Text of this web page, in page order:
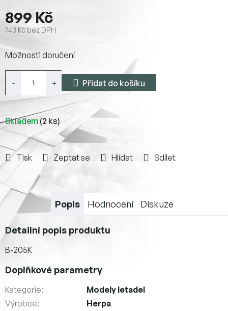
899 Kč
743 Kč bez DPH
Měrná
cena:
Skladem(2 ks)
Možnosti doručení
Přidat do košíku
Tisk Zeptat se Hlídat Sdílet
Popis Hodnocení Diskuze
Detailní popis produktu
B-205K
Doplňkové parametry
Kategorie:
Modely letadel
Výrobce:
Herpa